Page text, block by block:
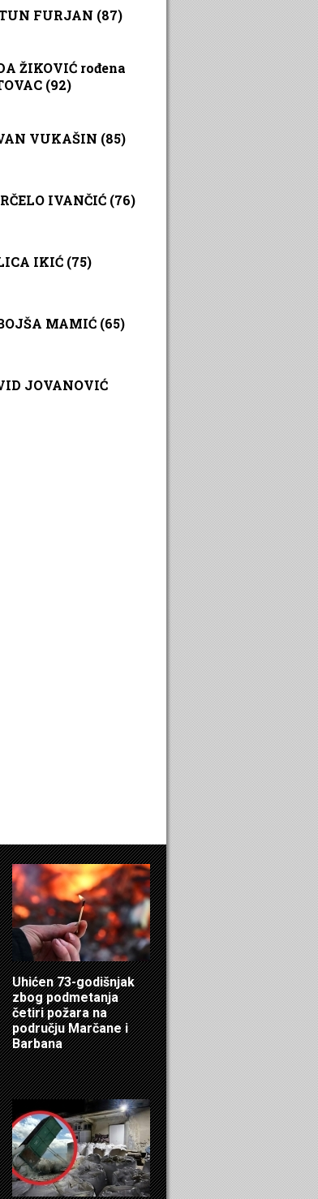
FURJAN (87)
ŽIKOVIĆ rođena
(92)
VUKAŠIN (85)
IVANČIĆ (76)
IKIĆ (75)
MAMIĆ (65)
JOVANOVIĆ
Uhićen 73-godišnjak
zbog podmetanja
četiri požara na
području Marčane i
Barbana